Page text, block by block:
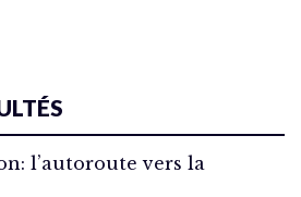
l’autoroute vers la